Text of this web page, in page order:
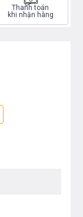
Thanh toán
khi nhận hàng